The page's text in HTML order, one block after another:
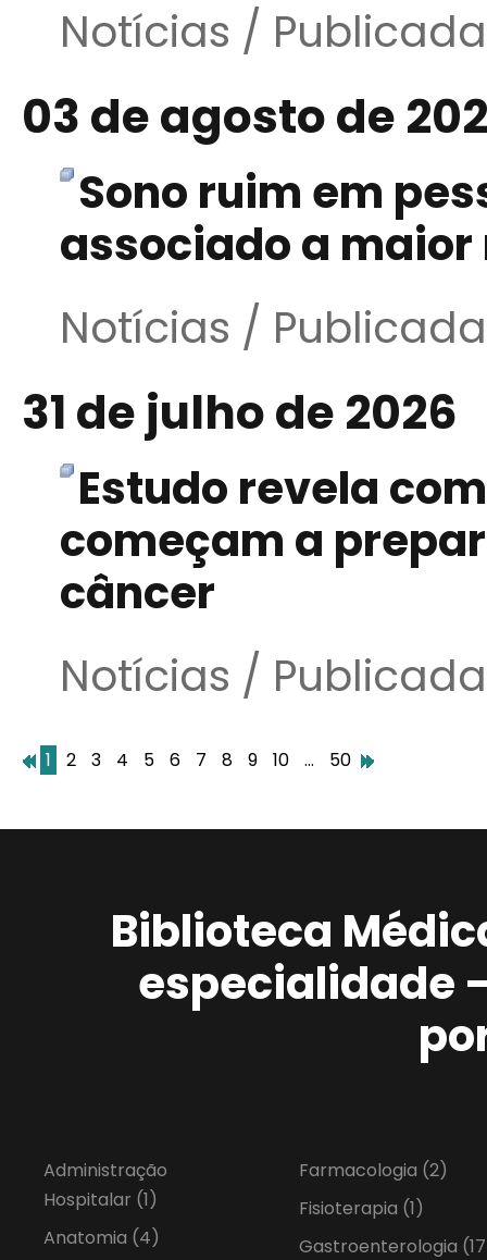
Notícias /
03 de agosto de
Sono ruim em
associado a
Notícias /
31 de julho de 2026
Estudo revela
começam a
câncer
Notícias /
1 2 3 4 5 6 7 8 9 10 ... 50
Biblioteca
especialidade
Administração
Hospitalar (1)
Anatomia (4)
Farmacologia (2)
Fisioterapia (1)
Gastroenterologia